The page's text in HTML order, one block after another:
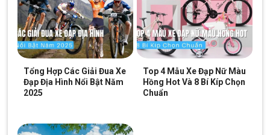
Tổng Hợp Các Giải Đua Xe
Đạp Địa Hình Nổi Bật Năm
2025
Top 4 Mẫu Xe Đạp Nữ Màu
Hồng Hot Và 8 Bí Kíp Chọn
Chuẩn